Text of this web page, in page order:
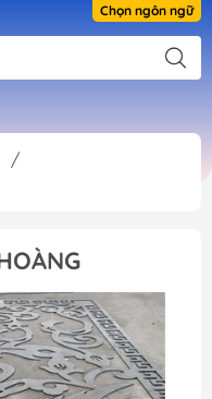
Chọn ngôn ngữ
/